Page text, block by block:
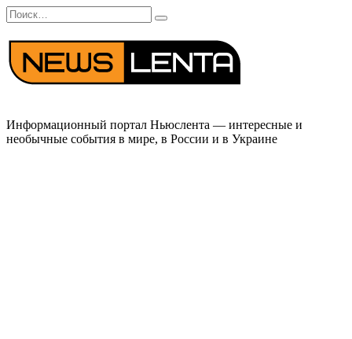
Перейти
к
содержанию
Search
for:
Информационный портал Ньюслента — интересные и
необычные события в мире, в России и в Украине